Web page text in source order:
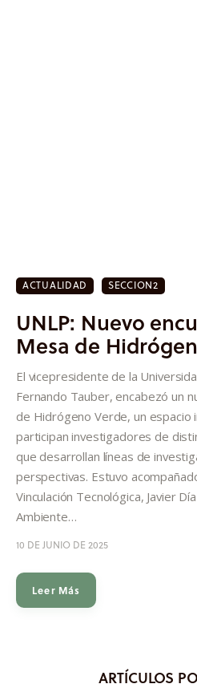
Investigación
Proyectos
Informes
Quiénes somos
ACTUALIDAD SECCION2
UNLP: Nuevo
Mesa de
El vicepresidente de la
Fernando Tauber, encabezó un
de Hidrógeno Verde, un espacio
participan investigadores de
que desarrollan líneas de
perspectivas. Estuvo
Vinculación Tecnológica, Javier
Ambiente…
10 DE JUNIO DE 2025
Leer Más
ARTÍCULOS